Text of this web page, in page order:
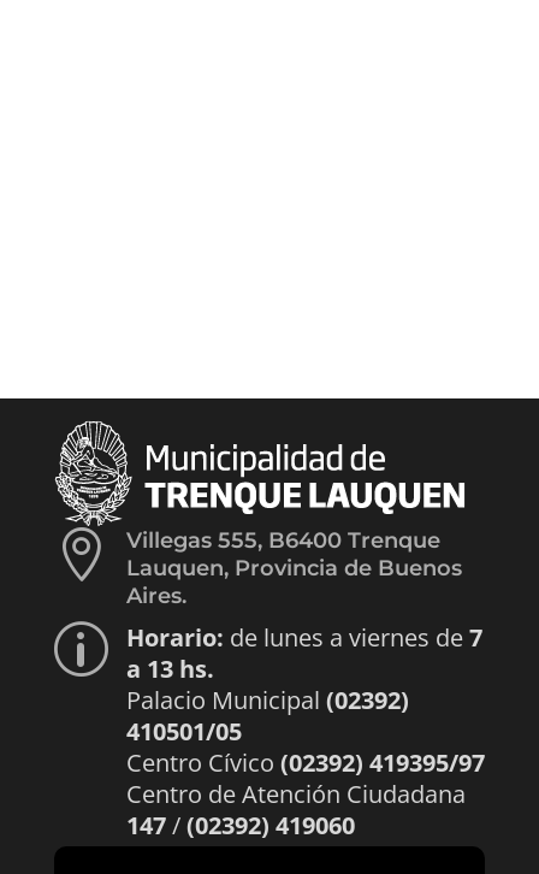

Villegas 555, B6400 Trenque
Lauquen, Provincia de Buenos
Aires.
p Horario: de lunes a viernes de7
a 13 hs.
Palacio Municipal (02392)
410501/05
Centro Cívico (02392) 419395/97
Centro de Atención Ciudadana
147/(02392) 419060